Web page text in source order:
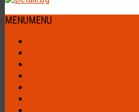
MENUMENU